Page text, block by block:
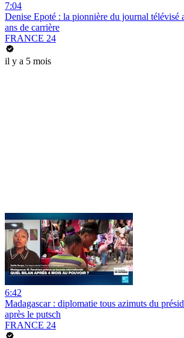
7:04
Denise Epoté : la pionnière du journal télévisé
ans de carrière
FRANCE 24
il y a 5 mois
6:42
Madagascar : diplomatie tous azimuts du
après le putsch
FRANCE 24